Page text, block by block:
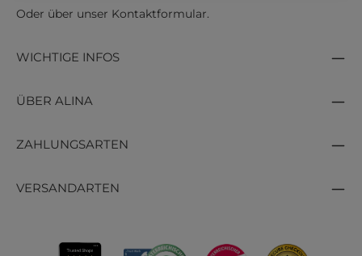
Oder über unser Kontaktformular.
WICHTIGE INFOS
ÜBER ALINA
ZAHLUNGSARTEN
VERSANDARTEN